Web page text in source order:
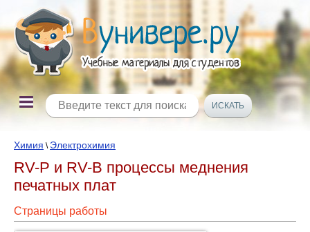
Химия \ Электрохимия
RV-P и RV-B процессы меднения
печатных плат
Страницы работы